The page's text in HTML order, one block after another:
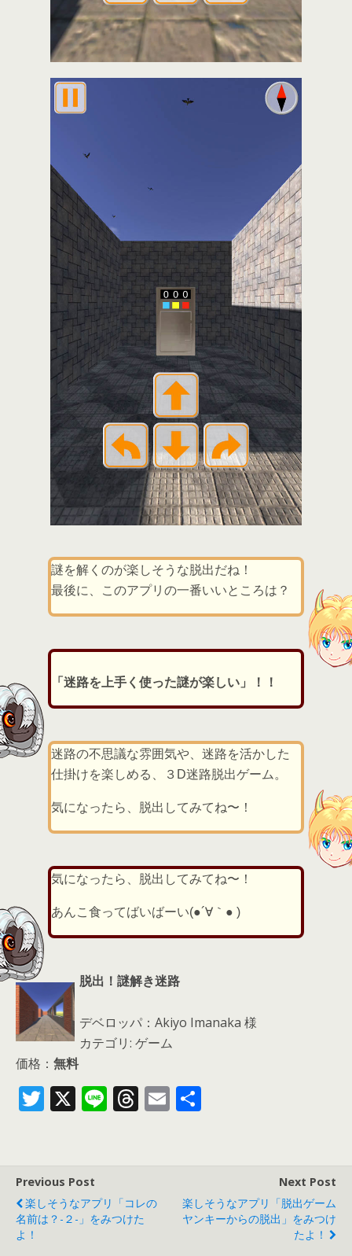
謎を解くのが楽しそうな脱出だね！
最後に、このアプリの一番いいところは？
「迷路を上手く使った謎が楽しい」！！
迷路の不思議な雰囲気や、迷路を活かした
仕掛けを楽しめる、３D迷路脱出ゲーム。
気になったら、脱出してみてね〜！
気になったら、脱出してみてね〜！
あんこ食ってばいばーい(●´∀｀● )
脱出！謎解き迷路
デベロッパ：Akiyo Imanaka 様
カテゴリ: ゲーム
価格： 無料
T
er
X Li T
d
s
E
Previous Post
楽しそうなアプリ「コレの
名前は？-２-」をみつけた
よ！
Next Post
楽しそうなアプリ「脱出ゲーム
ヤンキーからの脱出」をみつけ
たよ！